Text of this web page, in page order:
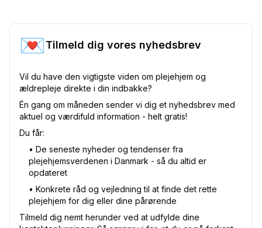
💌Tilmeld dig vores nyhedsbrev
Vil du have den vigtigste viden om plejehjem og
ældrepleje direkte i din indbakke?
Én gang om måneden sender vi dig et nyhedsbrev med
aktuel og værdifuld information - helt gratis!
Du får:
•⁠ De seneste nyheder og tendenser fra
plejehjemsverdenen i Danmark - så du altid er
opdateret
•⁠ Konkrete råd og vejledning til at finde det rette
plejehjem for dig eller dine pårørende
Tilmeld dig nemt herunder ved at udfylde dine